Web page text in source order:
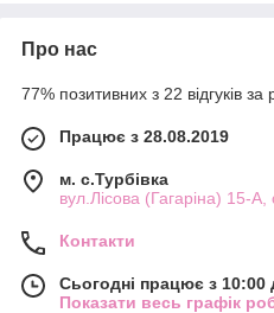
Про нас
77% позитивних з 22 відгуків за
Працює з 28.08.2019
м. с.Турбівка
вул.Лісова (Гагаріна) 15-А,
Контакти
Сьогодні працює з 10:00
Показати весь графік